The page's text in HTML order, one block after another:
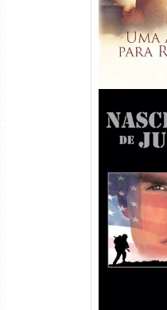
Nascido
Torrent